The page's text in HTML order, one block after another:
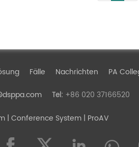
Fälle Nachrichten PA
Tel: +86 020 37166520
| Conference System | ProAV